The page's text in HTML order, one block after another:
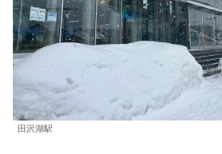
田沢湖駅